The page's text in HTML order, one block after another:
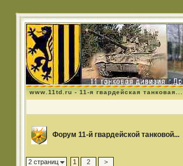
www.11td.ru - 11-я гвардейская танковая...
Форум 11-й гвардейской танковой...
2 страниц 1 2 >